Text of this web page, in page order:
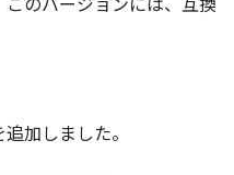
加しました。